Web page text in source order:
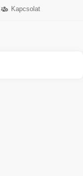
Kapcsolat